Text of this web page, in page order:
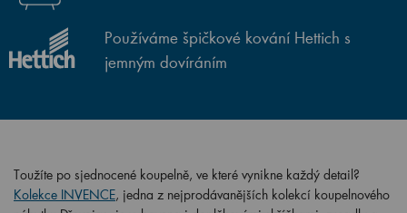
Používáme špičkové kování Hettich s
jemným dovíráním
Toužíte po sjednocené koupelně, ve které vynikne každý detail?
Kolekce INVENCE, jedna z nejprodávanějších kolekcí koupelnového